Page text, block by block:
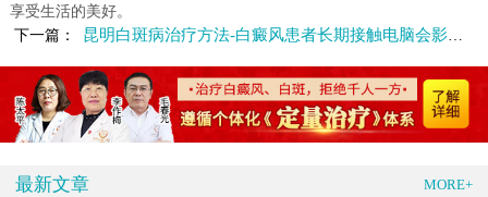
享受生活的美好。
下一篇：
昆明白斑病治疗方法-白癜风患者长期接触电脑会影响病情吗
最新文章 MORE+